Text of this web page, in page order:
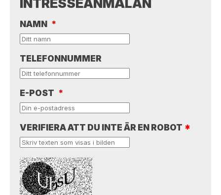
INTRESSEANMÄLAN
NAMN *
TELEFONNUMMER
E-POST *
VERIFIERA ATT DU INTE ÄR EN ROBOT *